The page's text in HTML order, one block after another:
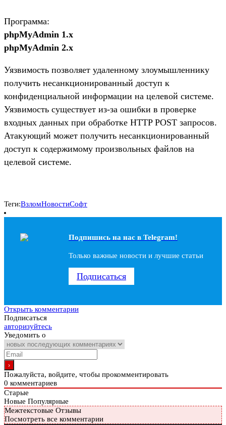
Программа:
phpMyAdmin 1.x
phpMyAdmin 2.x
Уязвимость позволяет удаленному злоумышленнику
получить несанкционированный доступ к
конфиденциальной информации на целевой системе.
Уязвимость существует из-за ошибки в проверке
входных данных при обработке HTTP POST запросов.
Атакующий может получить несанкционированный
доступ к содержимому произвольных файлов на
целевой системе.
Теги:ВзломНовостиСофт
Подпишись на наc в Telegram!
Только важные новости и лучшие статьи
Подписаться
Открыть комментарии
Подписаться
авторизуйтесь
Уведомить о
Пожалуйста, войдите, чтобы прокомментировать
0 комментариев
Старые
Новые Популярные
Межтекстовые Отзывы
Посмотреть все комментарии